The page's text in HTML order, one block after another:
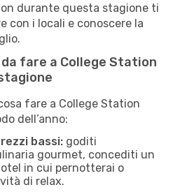
durante questa stagione ti
con i locali e conoscere la
fare a College Station
fare a College Station
dell’anno:
bassi: goditi
gourmet, concediti un
in cui pernotterai o
di relax.